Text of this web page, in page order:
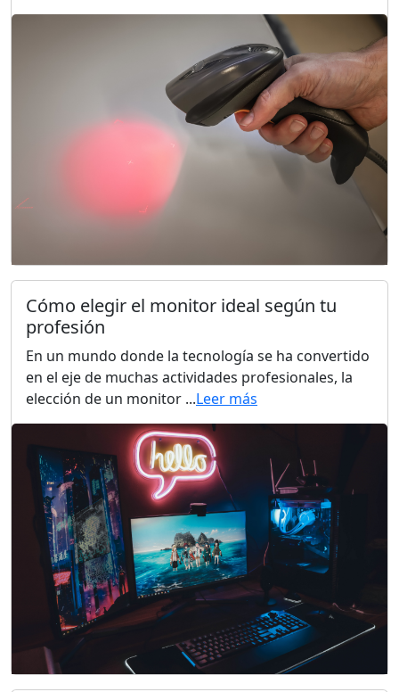
Cómo elegir el monitor ideal según tu
profesión
En un mundo donde la tecnología se ha convertido
en el eje de muchas actividades profesionales, la
elección de un monitor ...Leer más